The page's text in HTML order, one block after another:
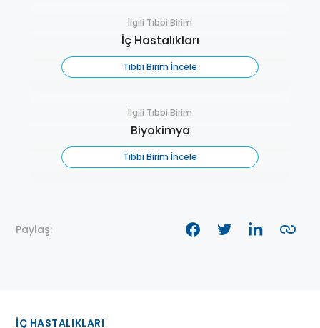
İlgili Tıbbi Birim
İç Hastalıkları
Tıbbi Birim İncele
İlgili Tıbbi Birim
Biyokimya
Tıbbi Birim İncele
Paylaş:
İÇ HASTALIKLARI